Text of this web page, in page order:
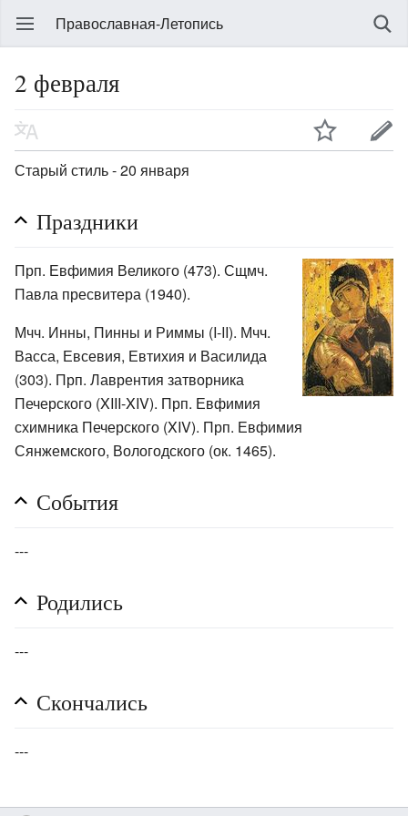
Православная-Летопись
2 февраля
Старый стиль - 20 января
Праздники
Прп. Евфимия Великого (473). Сщмч.
Павла пресвитера (1940).
Мчч. Инны, Пинны и Риммы (I-II). Мчч.
Васса, Евсевия, Евтихия и Василида
(303). Прп. Лаврентия затворника
Печерского (XIII-XIV). Прп. Евфимия
схимника Печерского (XIV). Прп. Евфимия
Сянжемского, Вологодского (ок. 1465).
События
---
Родились
---
Скончались
---